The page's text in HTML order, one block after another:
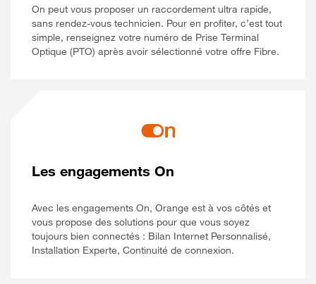
On peut vous proposer un raccordement ultra rapide,
sans rendez-vous technicien. Pour en profiter, c’est tout
simple, renseignez votre numéro de Prise Terminal
Optique (PTO) après avoir sélectionné votre offre Fibre.
Les engagements On
Avec les engagements On, Orange est à vos côtés et
vous propose des solutions pour que vous soyez
toujours bien connectés : Bilan Internet Personnalisé,
Installation Experte, Continuité de connexion.